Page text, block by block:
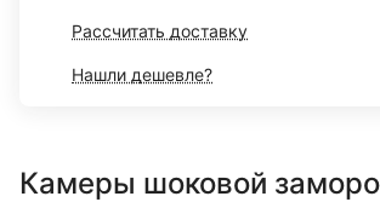
Рассчитать доставку
Нашли дешевле?
Камеры шоковой